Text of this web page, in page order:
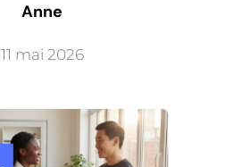
Anne
11 mai 2026